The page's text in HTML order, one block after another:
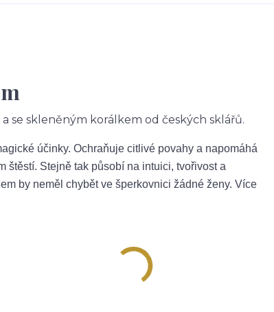
se skleněným korálkem od českých sklářů.
účinky. Ochraňuje citlivé povahy a napomáhá
štěstí. Stejně tak působí na intuici, tvořivost a
by neměl chybět ve šperkovnici žádné ženy. Více